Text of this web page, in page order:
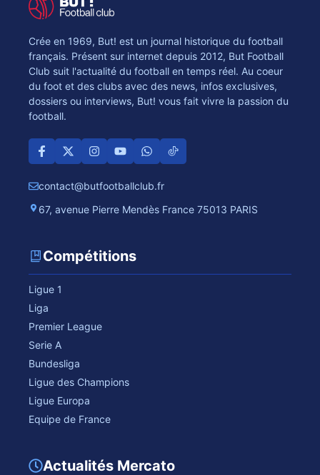
Crée en 1969, But! est un journal historique du football
français. Présent sur internet depuis 2012, But Football
Club suit l'actualité du football en temps réel. Au coeur
du foot et des clubs avec des news, infos exclusives,
dossiers ou interviews, But! vous fait vivre la passion du
football.
contact@butfootballclub.fr
67, avenue Pierre Mendès France 75013 PARIS
Compétitions
Ligue 1
Liga
Premier League
Serie A
Bundesliga
Ligue des Champions
Ligue Europa
Equipe de France
Actualités Mercato